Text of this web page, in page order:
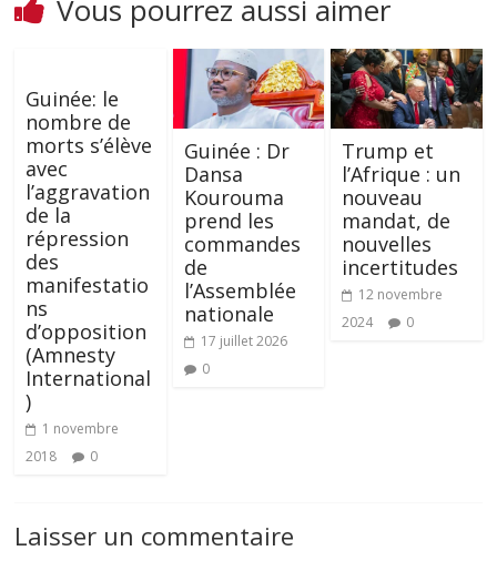
Vous pourrez aussi aimer
Guinée: le
nombre de
morts s’élève
avec
l’aggravation
de la
répression
des
manifestatio
ns
d’opposition
(Amnesty
International
)
1 novembre
2018
0
Guinée : Dr
Dansa
Kourouma
prend les
commandes
de
l’Assemblée
nationale
17 juillet 2026
0
Trump et
l’Afrique : un
nouveau
mandat, de
nouvelles
incertitudes
12 novembre
2024
0
Laisser un commentaire